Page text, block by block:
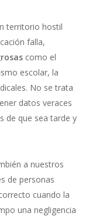
territorio hostil
falla,
como el
escolar, la
No se trata
datos veraces
de que sea tarde y
a nuestros
de personas
cuando la
una negligencia